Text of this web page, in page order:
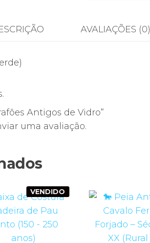
AVALIAÇÕES (0)
Antigos de Vidro”
uma avaliação.
VENDIDO